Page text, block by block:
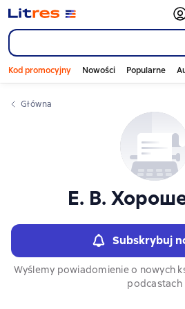
Kod promocyjny Nowości Popularne
Główna
Е. В.
Subskrybuj
Wyślemy powiadomienie o nowych
podcastach
Слайдер с книгами